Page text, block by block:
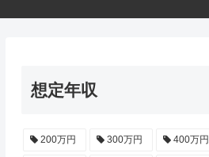
想定年収
200万円 300万円 400万円